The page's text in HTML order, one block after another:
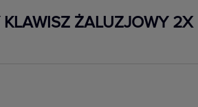
ŻALUZJOWY 2X